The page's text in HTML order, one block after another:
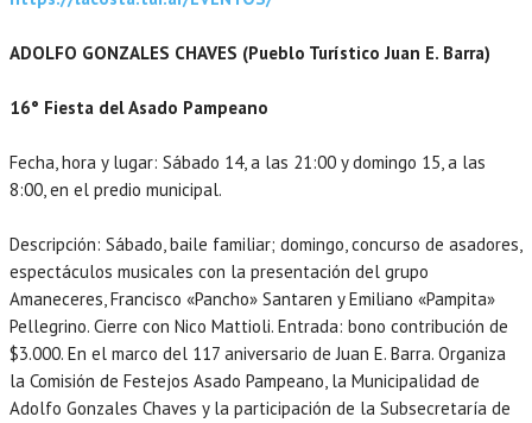
ADOLFO GONZALES CHAVES (Pueblo Turístico Juan E. Barra)
16° Fiesta del Asado Pampeano
Fecha, hora y lugar: Sábado 14, a las 21:00 y domingo 15, a las
8:00, en el predio municipal.
Descripción: Sábado, baile familiar; domingo, concurso de asadores,
espectáculos musicales con la presentación del grupo
Amaneceres, Francisco «Pancho» Santaren y Emiliano «Pampita»
Pellegrino. Cierre con Nico Mattioli. Entrada: bono contribución de
$3.000. En el marco del 117 aniversario de Juan E. Barra. Organiza
la Comisión de Festejos Asado Pampeano, la Municipalidad de
Adolfo Gonzales Chaves y la participación de la Subsecretaría de